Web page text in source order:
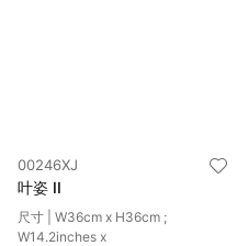
00246XJ
叶姿 II
尺寸 | W36cm x H36cm ;
W14.2inches x